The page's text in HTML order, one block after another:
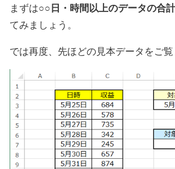
まずは○○日・時間以上のデータの合
てみましょう。
では再度、先ほどの見本データをご覧